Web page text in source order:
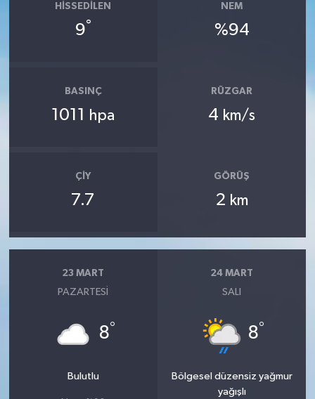
HISSEDILEN
9°
NEM
%94
BASINÇ
1011 hpa
RÜZGAR
4 km/s
ÇIY
7.7
GÖRÜŞ
2 km
23 MART
PAZARTESI
8°
Bulutlu
24 MART
SALI
8°
Bölgesel düzensiz yağmur
yağışlı